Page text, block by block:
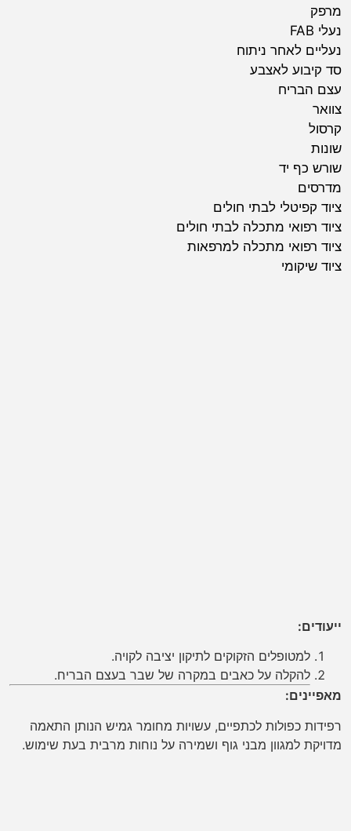
מרפק
נעלי FAB
נעליים לאחר ניתוח
סד קיבוע לאצבע
עצם הבריח
צוואר
קרסול
שונות
שורש כף יד
מדרסים
ציוד קפיטלי לבתי חולים
ציוד רפואי מתכלה לבתי חולים
ציוד רפואי מתכלה למרפאות
ציוד שיקומי
ייעודים:
למטופלים הזקוקים לתיקון יציבה לקויה.
להקלה על כאבים במקרה של שבר בעצם הבריח.
מאפיינים:
רפידות כפולות לכתפיים, עשויות מחומר גמיש הנותן התאמה
מדויקת למגוון מבני גוף ושמירה על נוחות מרבית בעת שימוש.